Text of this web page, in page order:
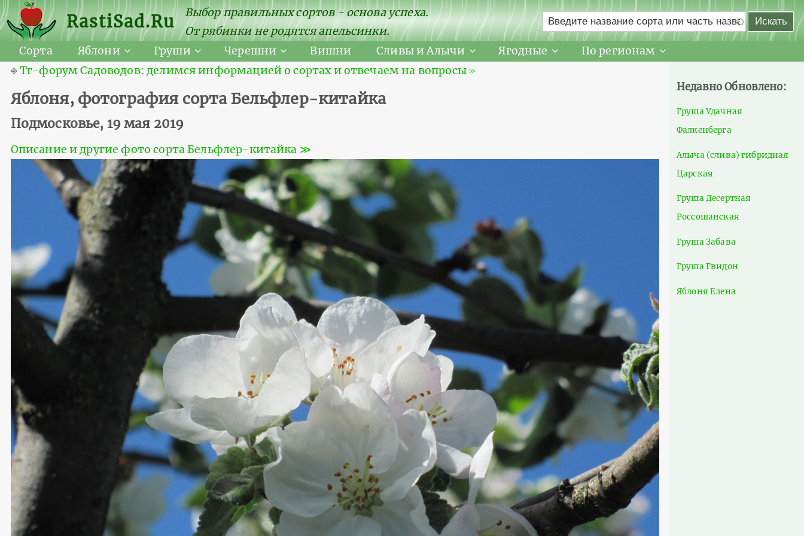
RastiSad.Ru
Выбор правильных сортов - основа успеха.
От рябинки не родятся апельсинки.
Сорта
Яблони Груши Черешни Вишни Сливы и Алычи Ягодные
По регионам
⎆Тг-форум Садоводов: делимся информацией о сортах и отвечаем на вопросы ≫
Яблоня, фотография сорта Бельфлер-китайка
Подмосковье, 19 мая 2019
Описание и другие фото сорта Бельфлер-китайка ≫
Недавно Обновлено:
Груша Удачная
Фалкенберга
Алыча (слива) гибридная
Царская
Груша Десертная
Россошанская
Груша Забава
Груша Гвидон
Яблоня Елена